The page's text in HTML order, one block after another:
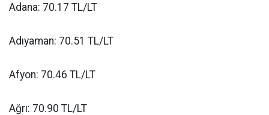
Adana: 70.17 TL/LT
Adıyaman: 70.51 TL/LT
Afyon: 70.46 TL/LT
Ağrı: 70.90 TL/LT